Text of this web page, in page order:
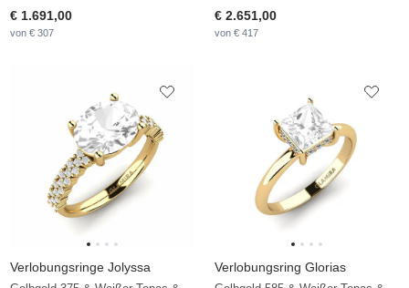
€ 1.691,00
von € 307
€ 2.651,00
von € 417
Verlobungsringe Jolyssa Verlobungsring Glorias